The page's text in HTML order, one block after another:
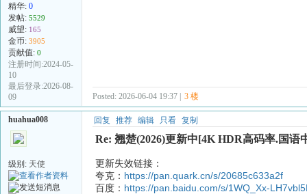
精华: 0
发帖: 5529
威望: 165
金币: 3905
贡献值: 0
注册时间:2024-05-
10
最后登录:2026-08-
09
Posted: 2026-06-04 19:37 | 3 楼
huahua008
级别: 天使
回复 推荐 编辑 只看 复制
Re: 翘楚(2026)更新中[4K HDR高码率.国语
更新失效链接：
夸克： https://pan.quark.cn/s/20685c633a2f
百度： https://pan.baidu.com/s/1WQ_Xx-